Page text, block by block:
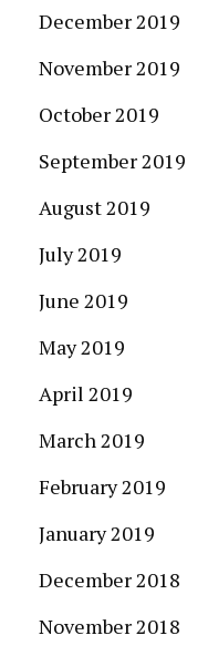
December 2019
November 2019
October 2019
September 2019
August 2019
July 2019
June 2019
May 2019
April 2019
March 2019
February 2019
January 2019
December 2018
November 2018